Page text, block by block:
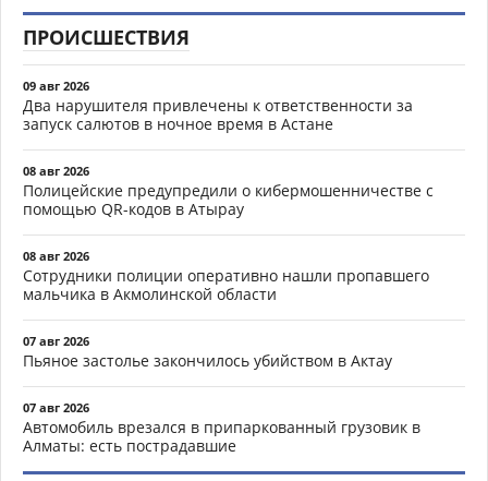
ПРОИСШЕСТВИЯ
09 авг 2026
Два нарушителя привлечены к ответственности за
запуск салютов в ночное время в Астане
08 авг 2026
Полицейские предупредили о кибермошенничестве с
помощью QR-кодов в Атырау
08 авг 2026
Сотрудники полиции оперативно нашли пропавшего
мальчика в Акмолинской области
07 авг 2026
Пьяное застолье закончилось убийством в Актау
07 авг 2026
Автомобиль врезался в припаркованный грузовик в
Алматы: есть пострадавшие